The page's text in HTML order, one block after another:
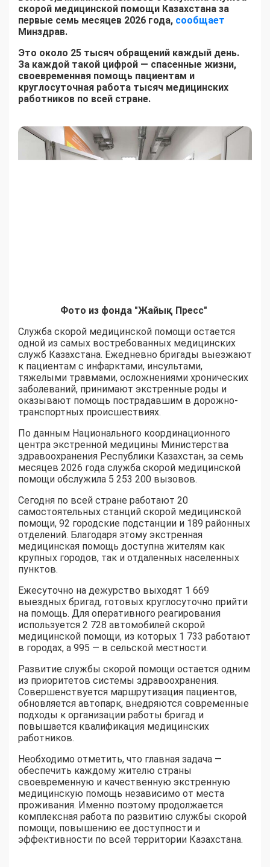
скорой медицинской помощи Казахстана за
первые семь месяцев 2026 года, сообщает
Минздрав.
Это около 25 тысяч обращений каждый день.
За каждой такой цифрой — спасенные жизни,
своевременная помощь пациентам и
круглосуточная работа тысяч медицинских
работников по всей стране.
Фото из фонда "Жайық Пресс"
Служба скорой медицинской помощи остается
одной из самых востребованных медицинских
служб Казахстана. Ежедневно бригады выезжают
к пациентам с инфарктами, инсультами,
тяжелыми травмами, осложнениями хронических
заболеваний, принимают экстренные роды и
оказывают помощь пострадавшим в дорожно-
транспортных происшествиях.
По данным Национального координационного
центра экстренной медицины Министерства
здравоохранения Республики Казахстан, за семь
месяцев 2026 года служба скорой медицинской
помощи обслужила 5 253 200 вызовов.
Сегодня по всей стране работают 20
самостоятельных станций скорой медицинской
помощи, 92 городские подстанции и 189 районных
отделений. Благодаря этому экстренная
медицинская помощь доступна жителям как
крупных городов, так и отдаленных населенных
пунктов.
Ежесуточно на дежурство выходят 1 669
выездных бригад, готовых круглосуточно прийти
на помощь. Для оперативного реагирования
используется 2 728 автомобилей скорой
медицинской помощи, из которых 1 733 работают
в городах, а 995 — в сельской местности.
Развитие службы скорой помощи остается одним
из приоритетов системы здравоохранения.
Совершенствуется маршрутизация пациентов,
обновляется автопарк, внедряются современные
подходы к организации работы бригад и
повышается квалификация медицинских
работников.
Необходимо отметить, что главная задача —
обеспечить каждому жителю страны
своевременную и качественную экстренную
медицинскую помощь независимо от места
проживания. Именно поэтому продолжается
комплексная работа по развитию службы скорой
помощи, повышению ее доступности и
эффективности по всей территории Казахстана.